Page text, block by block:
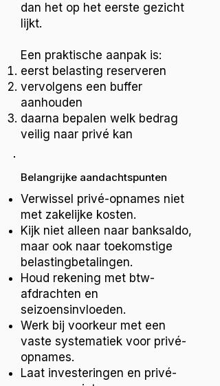
dan het op het eerste gezicht
lijkt.
Een praktische aanpak is:
eerst belasting reserveren
vervolgens een buffer
aanhouden
daarna bepalen welk bedrag
veilig naar privé kan
Belangrijke aandachtspunten
Verwissel privé-opnames niet
met zakelijke kosten.
Kijk niet alleen naar banksaldo,
maar ook naar toekomstige
belastingbetalingen.
Houd rekening met btw-
afdrachten en
seizoensinvloeden.
Werk bij voorkeur met een
vaste systematiek voor privé-
opnames.
Laat investeringen en privé-